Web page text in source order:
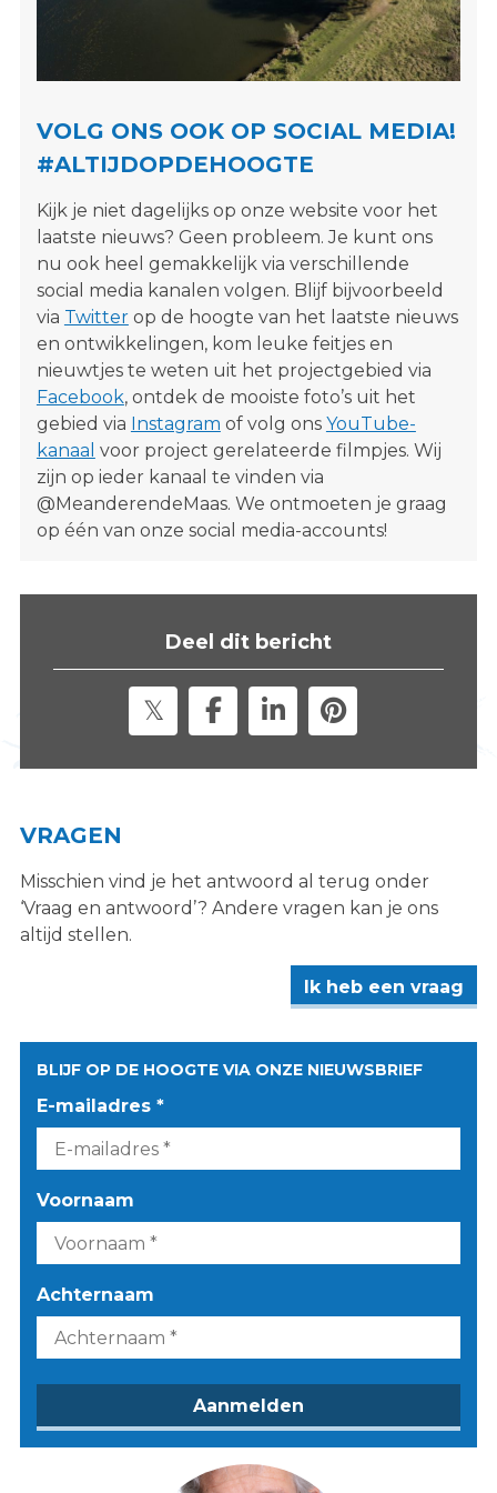
VOLG ONS OOK OP SOCIAL MEDIA!
#ALTIJDOPDEHOOGTE
Kijk je niet dagelijks op onze website voor het
laatste nieuws? Geen probleem. Je kunt ons
nu ook heel gemakkelijk via verschillende
social media kanalen volgen. Blijf bijvoorbeeld
via Twitterop de hoogte van het laatste nieuws
en ontwikkelingen, kom leuke feitjes en
nieuwtjes te weten uit het projectgebied via
Facebook, ontdek de mooiste foto’s uit het
gebied via Instagram of volg ons YouTube-
kanaal voor project gerelateerde filmpjes. Wij
zijn op ieder kanaal te vinden via
@MeanderendeMaas. We ontmoeten je graag
op één van onze social media-accounts!
Deel dit bericht
VRAGEN
Misschien vind je het antwoord al terug onder
‘Vraag en antwoord’? Andere vragen kan je ons
altijd stellen.
Ik heb een vraag
BLIJF OP DE HOOGTE VIA ONZE NIEUWSBRIEF
E-mailadres *
Voornaam
Achternaam